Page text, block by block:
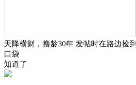
天降横财，撸龄30年 发帖时在路边捡到
口袋
知道了